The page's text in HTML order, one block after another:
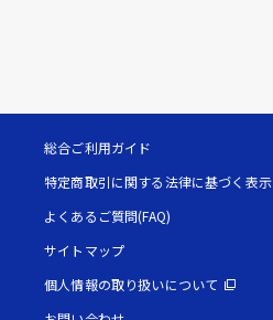
総合ご利用ガイド
特定商取引に関する法律に基づく表示
よくあるご質問(FAQ)
サイトマップ
個人情報の取り扱いについて